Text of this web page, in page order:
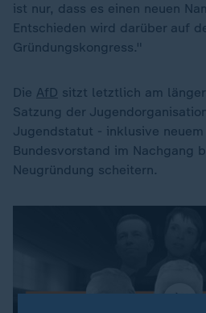
ist nur, dass es einen neuen
Entschieden wird darüber auf
Gründungskongress."
Die AfD sitzt letztlich am
Satzung der
Jugendstatut - inklusive neuem
Bundesvorstand im Nachgang
Neugründung scheitern.